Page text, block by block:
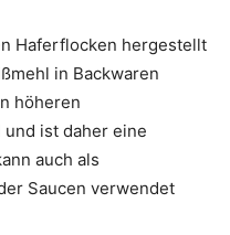
Haferflocken hergestellt
in Backwaren
höheren
ist daher eine
auch als
Saucen verwendet